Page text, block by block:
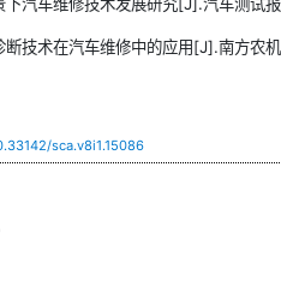
下汽车维修技术发展研究[J].汽车测试
断技术在汽车维修中的应用[J].南方农
sca.v8i1.15086